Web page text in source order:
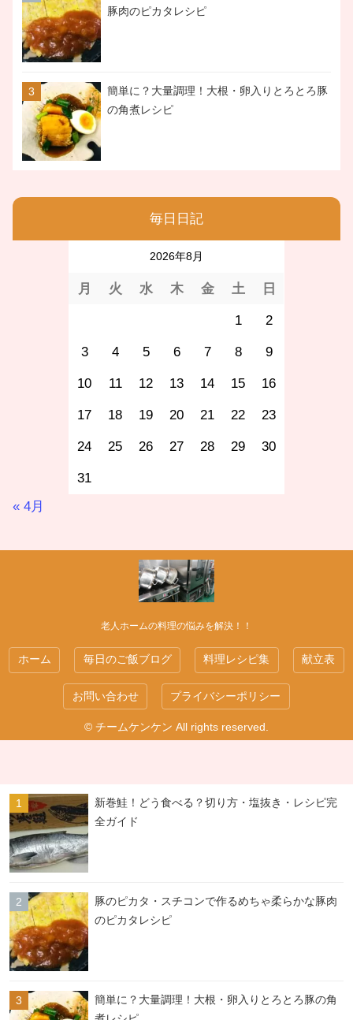
豚肉のピカタレシピ
簡単に？大量調理！大根・卵入りとろとろ豚
の角煮レシピ
毎日日記
2026年8月
月 火 水 木 金 土 日
1 2
3 4 5 6 7 8 9
10 11 12 13 14 15 16
17 18 19 20 21 22 23
24 25 26 27 28 29 30
31
« 4月
老人ホームの料理の悩みを解決！！
ホーム 毎日のご飯ブログ 料理レシピ集 献立表
お問い合わせ プライバシーポリシー
© チームケンケン All rights reserved.
新巻鮭！どう食べる？切り方・塩抜き・レシピ完
全ガイド
豚のピカタ・スチコンで作るめちゃ柔らかな豚肉
のピカタレシピ
簡単に？大量調理！大根・卵入りとろとろ豚の角